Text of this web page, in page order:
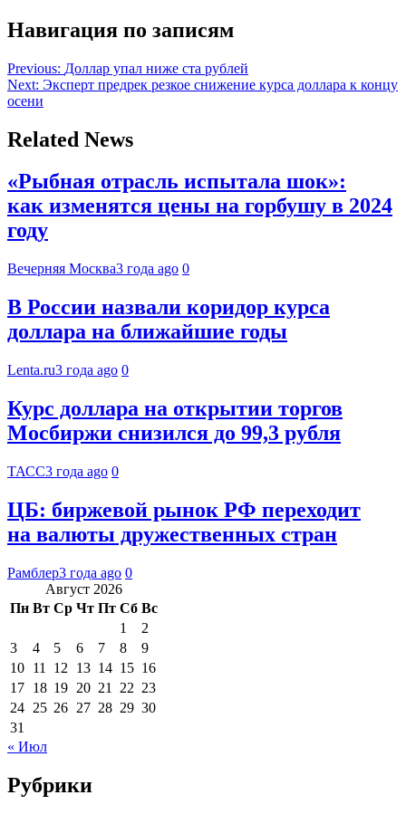
Навигация по записям
Previous: Доллар упал ниже ста рублей
Next: Эксперт предрек резкое снижение курса доллара к концу
осени
Related News
«Рыбная отрасль испытала шок»:
как изменятся цены на горбушу в 2024
году
Вечерняя Москва3 года ago 0
В России назвали коридор курса
доллара на ближайшие годы
Lenta.ru3 года ago 0
Курс доллара на открытии торгов
Мосбиржи снизился до 99,3 рубля
ТАСС3 года ago 0
ЦБ: биржевой рынок РФ переходит
на валюты дружественных стран
Рамблер3 года ago 0
Август 2026
Пн Вт Ср Чт Пт Сб Вс
1
2
3
4 5 6 7 8
9
10 11 12 13 14 15 16
17 18 19 20 21 22 23
24 25 26 27 28 29 30
31
« Июл
Рубрики